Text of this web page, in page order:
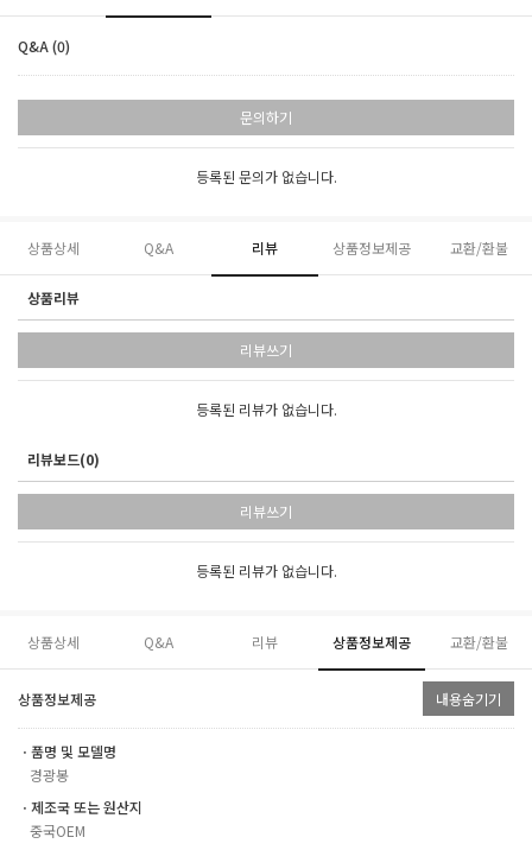
Q&A (0)
문의하기
등록된 문의가 없습니다.
상품상세 Q&A 리뷰 상품정보제공 교환/환불
상품리뷰
리뷰쓰기
등록된 리뷰가 없습니다.
리뷰보드(0)
리뷰쓰기
등록된 리뷰가 없습니다.
상품상세 Q&A 리뷰 상품정보제공 교환/환불
상품정보제공 내용숨기기
ㆍ품명 및 모델명
경광봉
ㆍ제조국 또는 원산지
중국OEM